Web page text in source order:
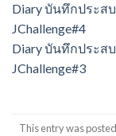
Diary บันทึกประ
JChallenge#4
Diary บันทึกประ
JChallenge#3
This entry was